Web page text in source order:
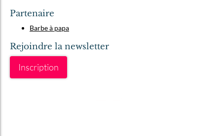
Partenaire
Barbe à papa
Rejoindre la newsletter
Inscription